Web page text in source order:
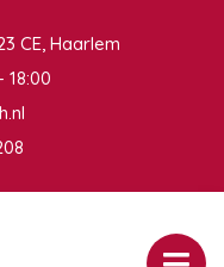
CE, Haarlem
18:00